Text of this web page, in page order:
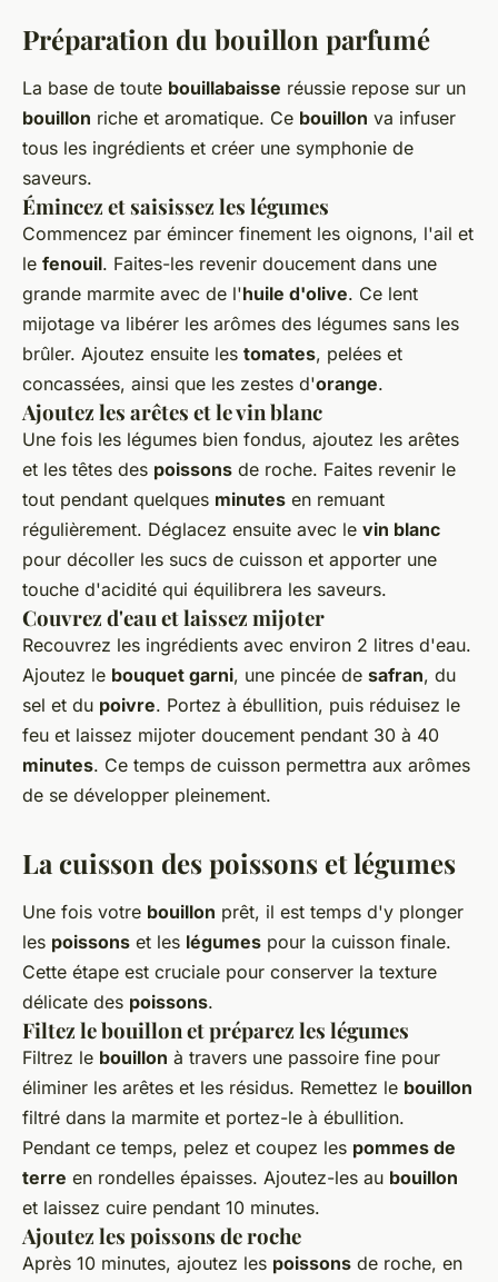
Préparation du bouillon parfumé
La base de toute bouillabaisse réussie repose sur un
bouillon riche et aromatique. Ce bouillon va infuser
tous les ingrédients et créer une symphonie de
saveurs.
Émincez et saisissez les légumes
Commencez par émincer finement les oignons, l'ail et
le fenouil. Faites-les revenir doucement dans une
grande marmite avec de l'huile d'olive. Ce lent
mijotage va libérer les arômes des légumes sans les
brûler. Ajoutez ensuite les tomates, pelées et
concassées, ainsi que les zestes d'orange.
Ajoutez les arêtes et le vin blanc
Une fois les légumes bien fondus, ajoutez les arêtes
et les têtes des poissons de roche. Faites revenir le
tout pendant quelques minutes en remuant
régulièrement. Déglacez ensuite avec le vin blanc
pour décoller les sucs de cuisson et apporter une
touche d'acidité qui équilibrera les saveurs.
Couvrez d'eau et laissez mijoter
Recouvrez les ingrédients avec environ 2 litres d'eau.
Ajoutez le bouquet garni, une pincée de safran, du
sel et du poivre. Portez à ébullition, puis réduisez le
feu et laissez mijoter doucement pendant 30 à 40
minutes. Ce temps de cuisson permettra aux arômes
de se développer pleinement.
La cuisson des poissons et légumes
Une fois votre bouillon prêt, il est temps d'y plonger
les poissons et les légumes pour la cuisson finale.
Cette étape est cruciale pour conserver la texture
délicate des poissons.
Filtez le bouillon et préparez les légumes
Filtrez le bouillon à travers une passoire fine pour
éliminer les arêtes et les résidus. Remettez le bouillon
filtré dans la marmite et portez-le à ébullition.
Pendant ce temps, pelez et coupez les pommes de
terre en rondelles épaisses. Ajoutez-les au bouillon
et laissez cuire pendant 10 minutes.
Ajoutez les poissons de roche
Après 10 minutes, ajoutez les poissons de roche, en